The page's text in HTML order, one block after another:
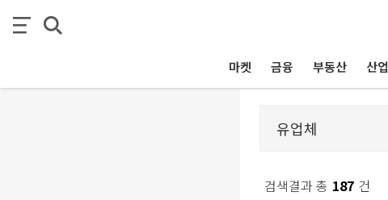
마켓 금융 부동산 산업
검색결과 총 187 건